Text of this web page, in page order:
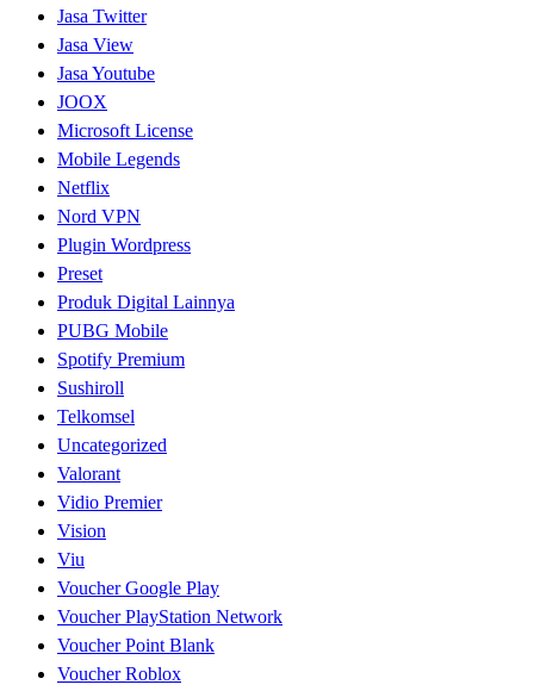
Jasa Twitter
Jasa View
Jasa Youtube
JOOX
Microsoft License
Mobile Legends
Netflix
Nord VPN
Plugin Wordpress
Preset
Produk Digital Lainnya
PUBG Mobile
Spotify Premium
Sushiroll
Telkomsel
Uncategorized
Valorant
Vidio Premier
Vision
Viu
Voucher Google Play
Voucher PlayStation Network
Voucher Point Blank
Voucher Roblox